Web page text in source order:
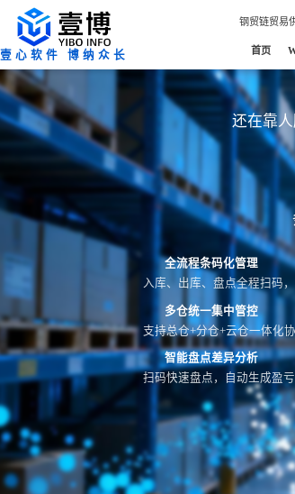
钢贸链贸易
壹心软件 博纳众长 首页
还在靠
全流程条码化管理
入库、出库、盘点全程扫码
多仓统一集中管控
支持总仓+分仓+云仓一体化
智能盘点差异分析
扫码快速盘点，自动生成盈